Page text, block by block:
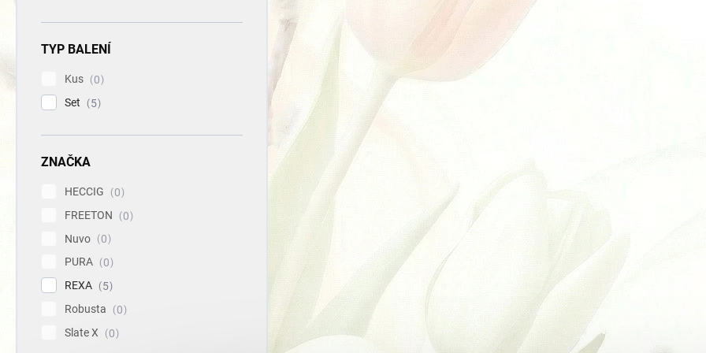
TYP BALENÍ
Kus
0
Set
5
ZNAČKA
HECCIG
0
FREETON
0
Nuvo
0
PURA
0
REXA
5
Robusta
0
Slate X
0